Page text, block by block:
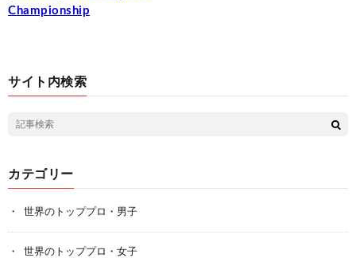
Championship
サイト内検索
カテゴリー
世界のトッププロ・男子
世界のトッププロ・女子